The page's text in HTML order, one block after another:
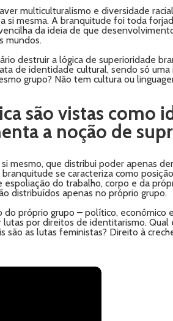
multiculturalismo e diversidade
si mesma. A branquitude foi toda
da ideia de que
mundos.
destruir a lógica de superioridade
de identidade cultural, sendo só
grupo? Não tem cultura ou
são vistas como
a noção de
mesmo, que distribui poder apenas
se caracteriza como
do trabalho, corpo e da
distribuídos apenas no próprio grupo.
próprio grupo – político, econômico
por direitos de identitarismo. Qual
as lutas feministas? Direito à